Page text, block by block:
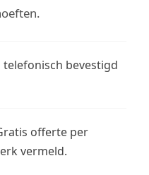
bevestigd
offerte per
vermeld.